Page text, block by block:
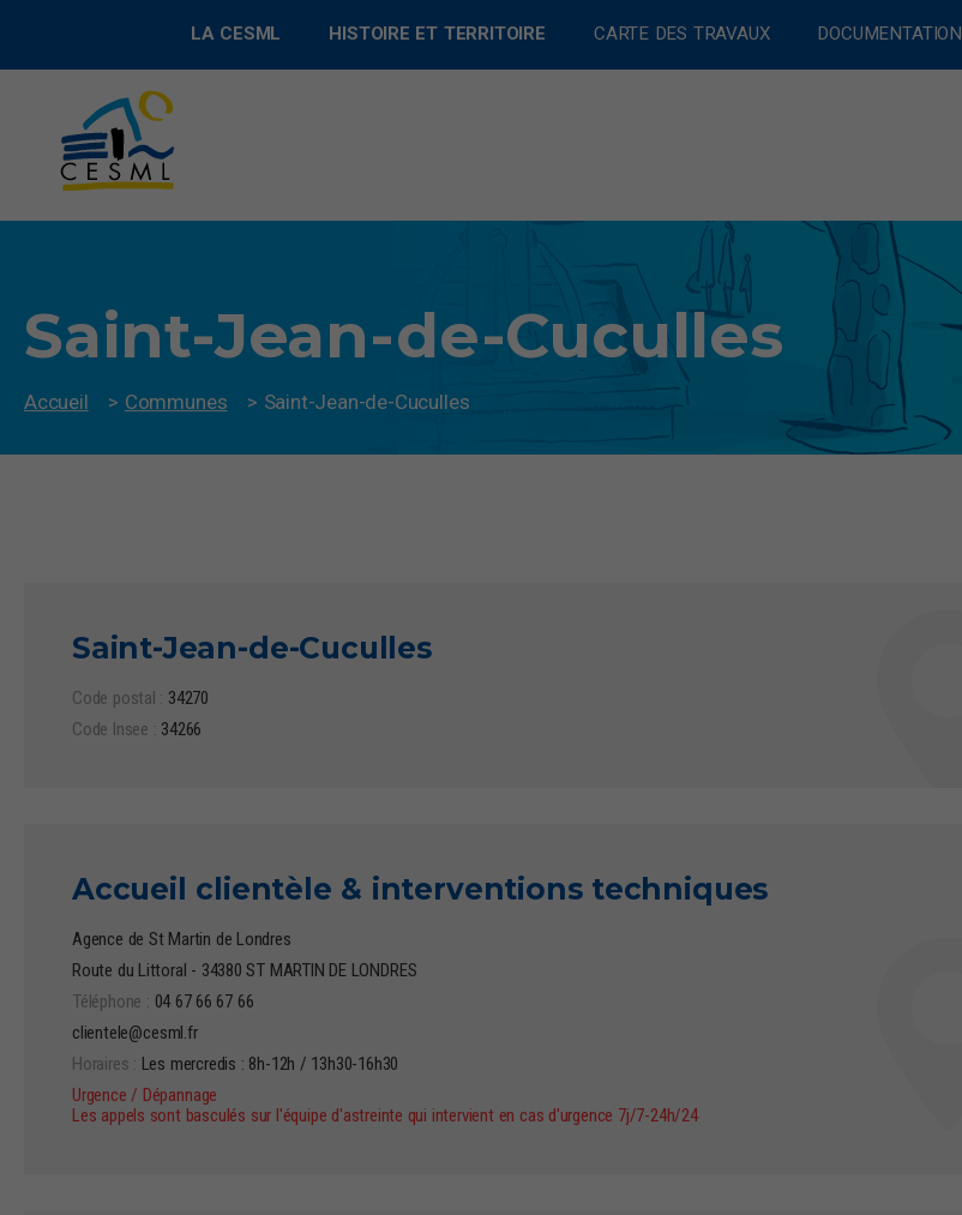
LA CESML HISTOIRE ET TERRITOIRE CARTE DES TRAVAUX DOCUMENTATION
Saint-Jean-de-Cuculles
Accueil > Communes > Saint-Jean-de-Cuculles
Saint-Jean-de-Cuculles
Code postal : 34270
Code Insee : 34266
Accueil clientèle & interventions techniques
Agence de St Martin de Londres
Route du Littoral - 34380 ST MARTIN DE LONDRES
Téléphone : 04 67 66 67 66
clientele@cesml.fr
Horaires : Les mercredis : 8h-12h / 13h30-16h30
Urgence / Dépannage
Les appels sont basculés sur l'équipe d'astreinte qui intervient en cas d'urgence 7j/7-24h/24